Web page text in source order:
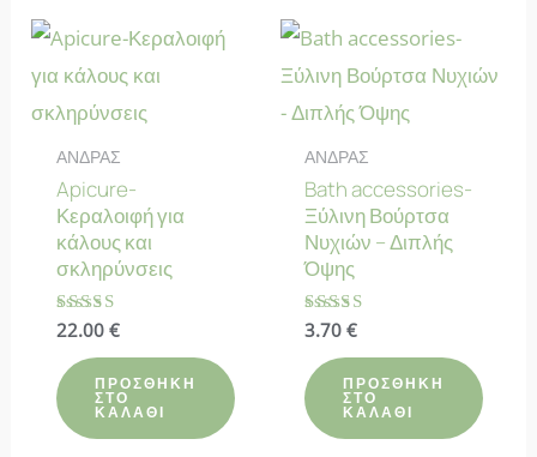
ΑΝΔΡΑΣ
Apicure-
Κεραλοιφή για
κάλους και
σκληρύνσεις
Βαθμολογήθηκε
4.70
από 5
22.00 €
ΠΡΟΣΘΉΚΗ
ΣΤΟ
ΚΑΛΆΘΙ
ΑΝΔΡΑΣ
Bath accessories-
Ξύλινη Βούρτσα
Νυχιών – Διπλής
Όψης
Βαθμολογήθηκε
4.67
από 5
3.70€
ΠΡΟΣΘΉΚΗ
ΣΤΟ
ΚΑΛΆΘΙ